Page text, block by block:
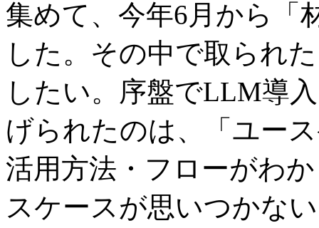
集めて、今年6月から「
した。その中で取られ
したい。序盤でLLM導
げられたのは、「ユー
活用方法・フローがわ
スケースが思いつかな